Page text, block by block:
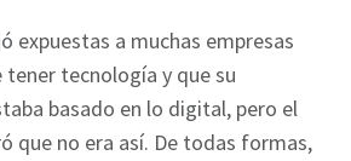
expuestas a muchas empresas
tener tecnología y que su
basado en lo digital, pero el
que no era así. De todas formas,